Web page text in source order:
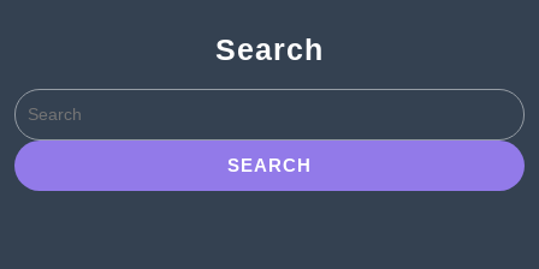
Search
Search
for: